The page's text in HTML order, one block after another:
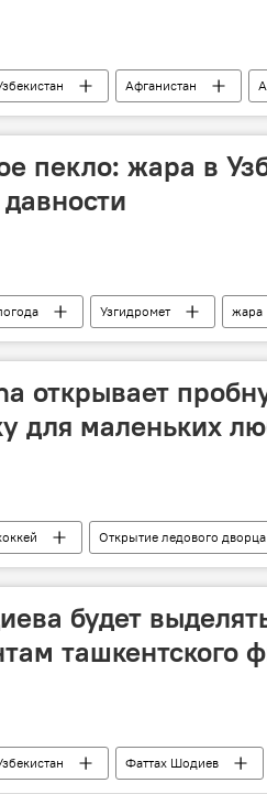
Афганистан
пекло: жара в
Узгидромет жара
открывает
для маленьких
Открытие ледового
будет
ташкентского
Фаттах Шодиев